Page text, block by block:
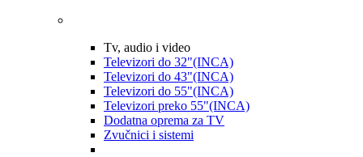
Tv, audio i video
Televizori do 32"(INCA)
Televizori do 43"(INCA)
Televizori do 55"(INCA)
Televizori preko 55"(INCA)
Dodatna oprema za TV
Zvučnici i sistemi